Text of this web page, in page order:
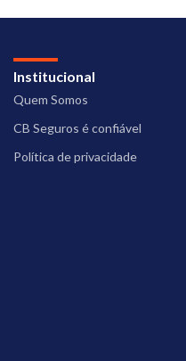
Institucional
Quem Somos
CB Seguros é confiável
Política de privacidade